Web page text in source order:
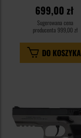
699,00 zł
Sugerowana cena
producenta 999,00 zł
DO KOSZYKA